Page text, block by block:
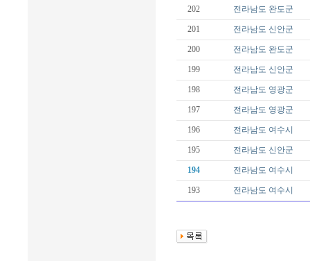
202 전라남도 완도군
201 전라남도 신안군
200 전라남도 완도군
199 전라남도 신안군
198 전라남도 영광군
197 전라남도 영광군
196 전라남도 여수시
195 전라남도 신안군
194 전라남도 여수시
193 전라남도 여수시